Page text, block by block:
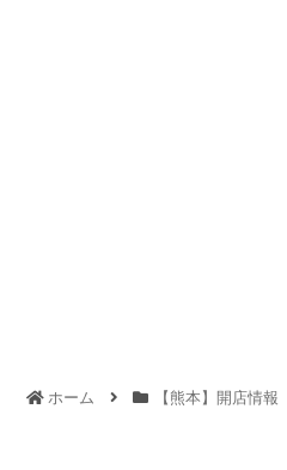
ホーム 【熊本】開店情報